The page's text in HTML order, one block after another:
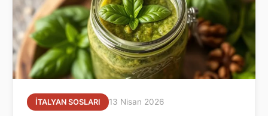
İTALYAN SOSLARI 13 Nisan 2026